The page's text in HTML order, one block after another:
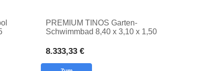
PREMIUM TINOS Garten-
Schwimmbad 8,40 x 3,10 x 1,50
EINSATZBEWÄSSER
8.333,33 €